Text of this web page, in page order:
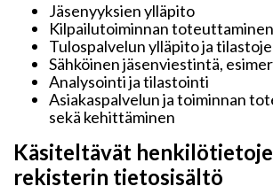
Jäsenyyksien ylläpito
Kilpailutoiminnan toteuttaminen
Tulospalvelun ylläpito ja
Sähköinen jäsenviestintä,
Analysointi ja tilastointi
Asiakaspalvelun ja toiminnan
sekä kehittäminen
Käsiteltävät
rekisterin tietosisältö